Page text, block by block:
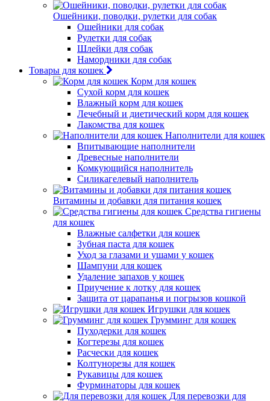
Ошейники, поводки, рулетки для собак
Ошейники для собак
Рулетки для собак
Шлейки для собак
Намордники для собак
Товары для кошек
Корм для кошек
Сухой корм для кошек
Влажный корм для кошек
Лечебный и диетический корм для кошек
Лакомства для кошек
Наполнители для кошек
Впитывающие наполнители
Древесные наполнители
Комкующийся наполнитель
Силикагелевый наполнитель
Витамины и добавки для питания кошек
Средства гигиены
для кошек
Влажные салфетки для кошек
Зубная паста для кошек
Уход за глазами и ушами у кошек
Шампуни для кошек
Удаление запахов у кошек
Приучение к лотку для кошек
Защита от царапанья и погрызов кошкой
Игрушки для кошек
Грумминг для кошек
Пуходерки для кошек
Когтерезы для кошек
Расчески для кошек
Колтунорезы для кошек
Рукавицы для кошек
Фурминаторы для кошек
Для перевозки для